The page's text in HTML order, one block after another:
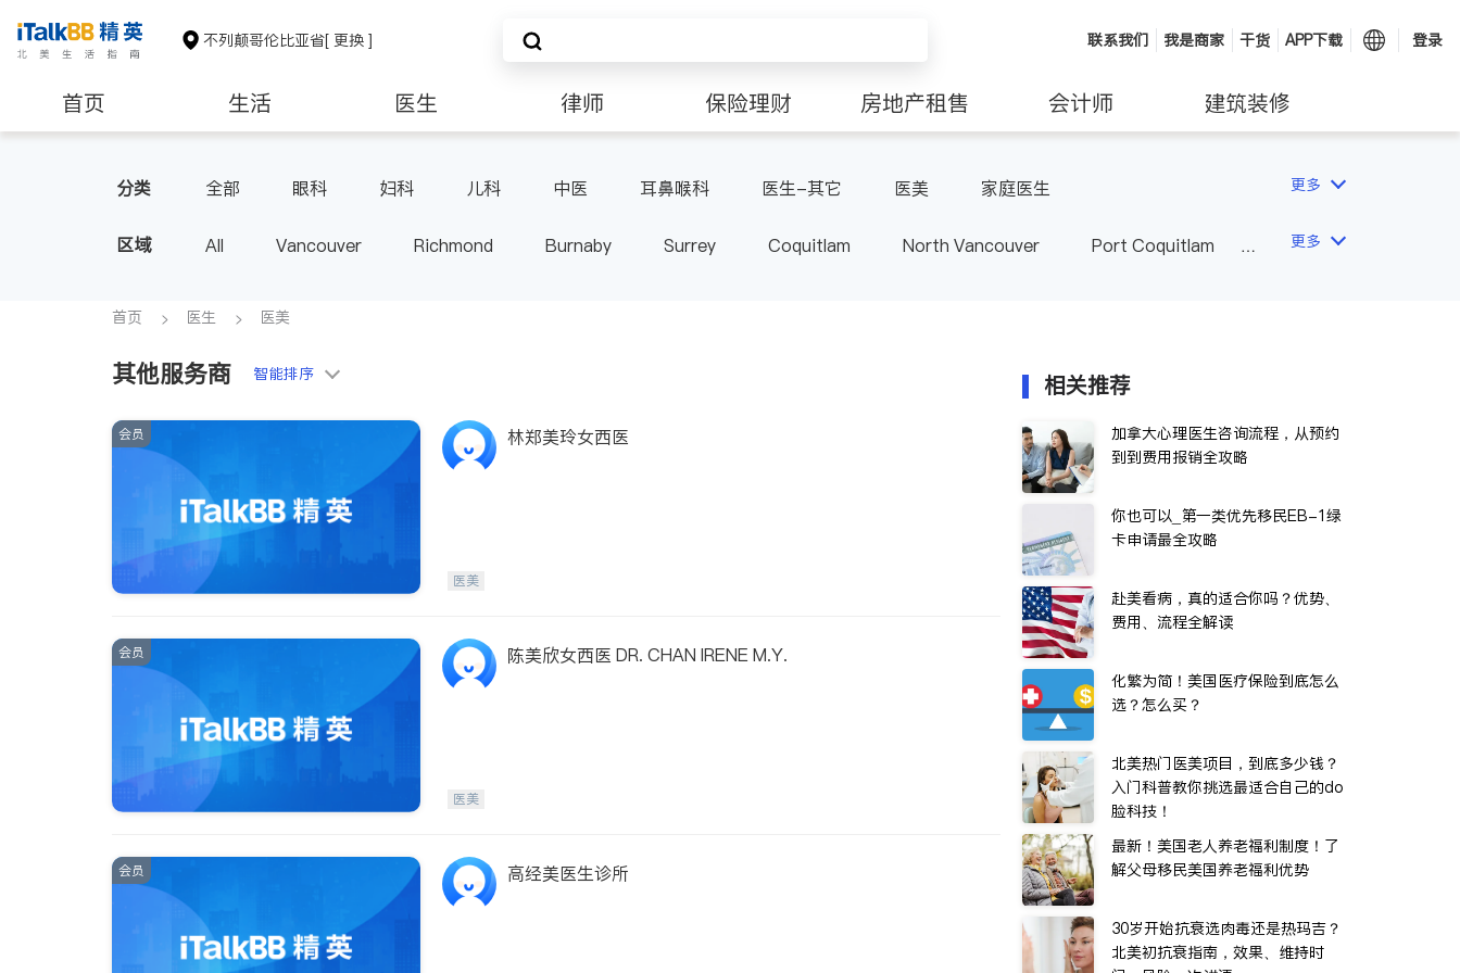
不列颠哥伦比亚省[ 更换 ] 联系我们 我是商家 干货 APP下载 登录
首页 生活 医生 律师 保险理财 房地产租售 会计师 建筑装修
分类 全部 眼科 妇科 儿科 中医 耳鼻喉科 医生-其它 医美 家庭医生 更多
区域 All Vancouver Richmond Burnaby Surrey Coquitlam North Vancouver
Port Coquitlam
BC - Other Cities
更多
首页 医生 医美
其他服务商 智能排序
会员 林郑美玲女西医
医美
会员 陈美欣女西医 DR. CHAN IRENE M.Y.
医美
会员 高经美医生诊所
相关推荐
加拿大心理医生咨询流程，从预约
到到费用报销全攻略
你也可以_第一类优先移民EB-1绿
卡申请最全攻略
赴美看病，真的适合你吗？优势、
费用、流程全解读
化繁为简！美国医疗保险到底怎么
选？怎么买？
北美热门医美项目，到底多少钱？
入门科普教你挑选最适合自己的do
脸科技！
最新！美国老人养老福利制度！了
解父母移民美国养老福利优势
30岁开始抗衰选肉毒还是热玛吉？
北美初抗衰指南，效果、维持时